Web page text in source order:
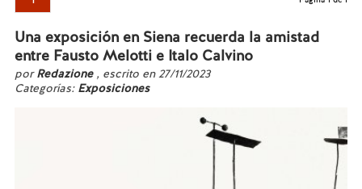
Una exposición en Siena recuerda la amistad
entre Fausto Melotti e Italo Calvino
porRedazione , escrito en 27/11/2023
Categorías: Exposiciones